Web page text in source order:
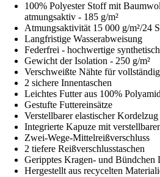
100% Polyester Stoff mit
atmungsaktiv - 185 g/m²
Atmungsaktivität 15 000 g/m²/24
Langfristige Wasserabweisung
Federfrei - hochwertige
Gewicht der Isolation - 250 g/m²
Verschweißte Nähte für
2 sichere Innentaschen
Leichtes Futter aus 100%
Gestufte Futtereinsätze
Verstellbarer elastischer
Integrierte Kapuze mit
Zwei-Wege-Mittelreißverschluss
2 tiefere Reißverschlusstaschen
Geripptes Kragen- und Bündchen
Hergestellt aus recycelten